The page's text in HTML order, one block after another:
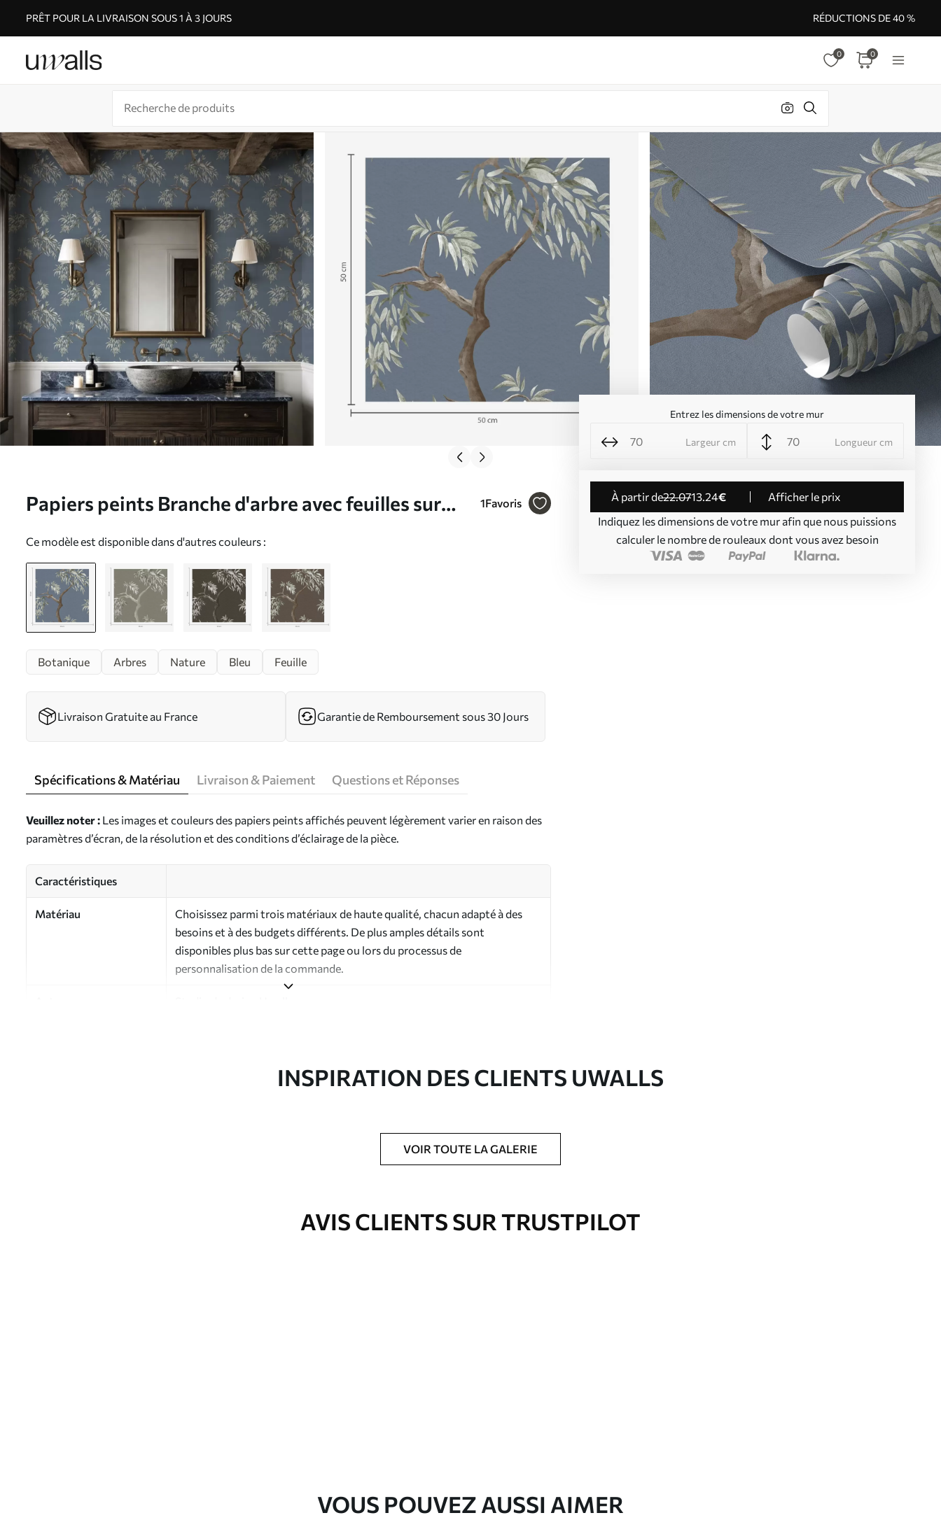
PRÊT POUR LA LIVRAISON SOUS 1 À 3 JOURS RÉDUCTIONS DE 40 %
0 0
Papiers peints Branche d'arbre avec feuilles sur
1Favoris
Ce modèle est disponible dans d'autres couleurs :
Entrez les dimensions de votre mur
Largeur cm Longueur cm
à partir de22.0713.24€
Afficher le prix
Indiquez les dimensions de votre mur afin que nous puissions
calculer le nombre de rouleaux dont vous avez besoin
Botanique Arbres Nature Bleu Feuille
Livraison Gratuite au France Garantie de Remboursement sous 30 Jours
Spécifications & Matériau Livraison & Paiement Questions et Réponses
Veuillez noter : Les images et couleurs des papiers peints affichés peuvent légèrement varier en raison des
paramètres d’écran, de la résolution et des conditions d’éclairage de la pièce.
Caractéristiques
Matériau
Choisissez parmi trois matériaux de haute qualité, chacun adapté à des
besoins et à des budgets différents. De plus amples détails sont
disponibles plus bas sur cette page ou lors du processus de
personnalisation de la commande.
Vernis protecteur et/ou colle pour papier peint disponibles.
INSPIRATION DES CLIENTS UWALLS
VOIR TOUTE LA GALERIE
AVIS CLIENTS SUR TRUSTPILOT
VOUS POUVEZ AUSSI AIMER